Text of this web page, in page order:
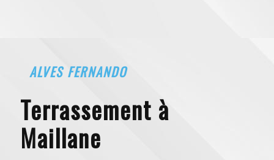
ALVES FERNANDO
terrassement à
Maillane